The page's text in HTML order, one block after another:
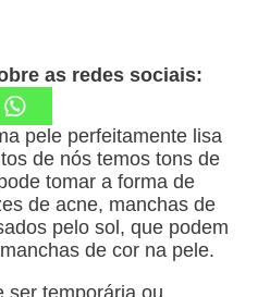
as redes sociais:
pele perfeitamente lisa
de nós temos tons de
tomar a forma de
de acne, manchas de
pelo sol, que podem
de cor na pele.
ser temporária ou